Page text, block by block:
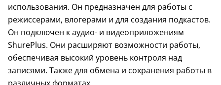
использования. Он предназначен для работы с
режиссерами, влогерами и для создания подкастов.
Он подключен к аудио- и видеоприложениям
ShurePlus. Они расширяют возможности работы,
обеспечивая высокий уровень контроля над
записями. Также для обмена и сохранения работы в